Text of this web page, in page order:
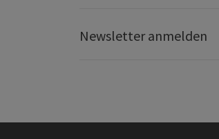
Newsletter anmelden